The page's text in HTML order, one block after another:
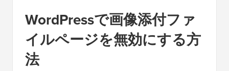
WordPressで画像添付ファ
イルページを無効にする方
法